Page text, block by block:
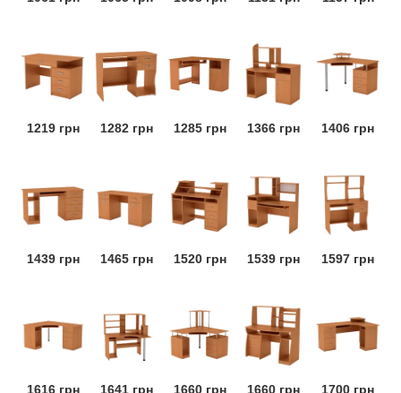
1219 грн 1282 грн 1285 грн 1366 грн 1406 грн
1439 грн 1465 грн 1520 грн 1539 грн 1597 грн
1616 грн 1641 грн 1660 грн 1660 грн 1700 грн